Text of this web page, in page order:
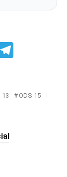
13 ODS 15